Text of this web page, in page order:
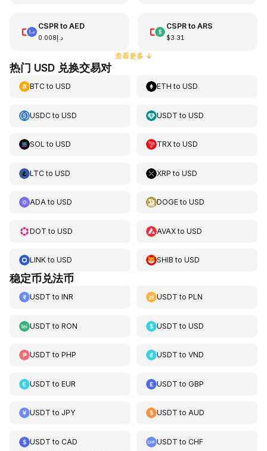
CSPRto AED
د.إ0.008
CSPRto ARS
$3.31
查看更多 ↓
热门 USD 兑换交易对
BTCto USD ETH toUSD
USDCto USD USDT toUSD
SOL to USD TRXtoUSD
LTCto USD XRP toUSD
ADAto USD DOGEtoUSD
DOT to USD AVAXtoUSD
LINKto USD SHIB toUSD
稳定币兑法币
USDT to INR USDT toPLN
USDT to RON USDT toUSD
USDT to PHP USDT toVND
USDT to EUR USDT toGBP
USDT to JPY USDT toAUD
USDT to CAD USDT toCHF